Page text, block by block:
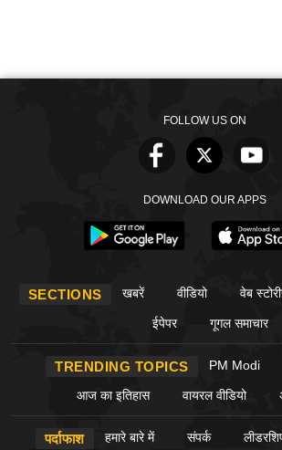
FOLLOW US ON
DOWNLOAD OUR APPS
SECTIONS खबरें वीडियो वेब
ईपेपर गूगल समाचार
TRENDING TOPICS PM Modi
आज का इतिहास वायरल वीडियो
पर्दाफाश हमारे बारे में संपर्क